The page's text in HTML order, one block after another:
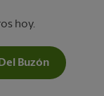
hoy.
Buzón